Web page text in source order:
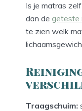
Is je matras
dan de geteste
te zien welk
Traagschuim: